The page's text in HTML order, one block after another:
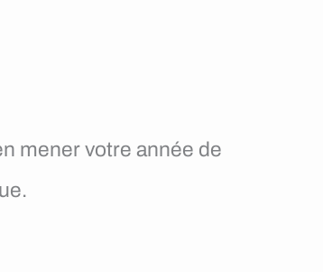
mener votre année de